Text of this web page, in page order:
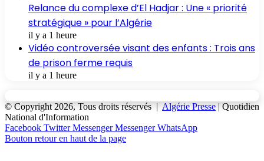
Relance du complexe d’El Hadjar : Une « priorité
stratégique » pour l’Algérie
il y a 1 heure
Vidéo controversée visant des enfants : Trois ans
de prison ferme requis
il y a 1 heure
© Copyright 2026, Tous droits réservés |Algérie Presse| Quotidien
National d'Information
Facebook Twitter Messenger Messenger WhatsApp
Bouton retour en haut de la page